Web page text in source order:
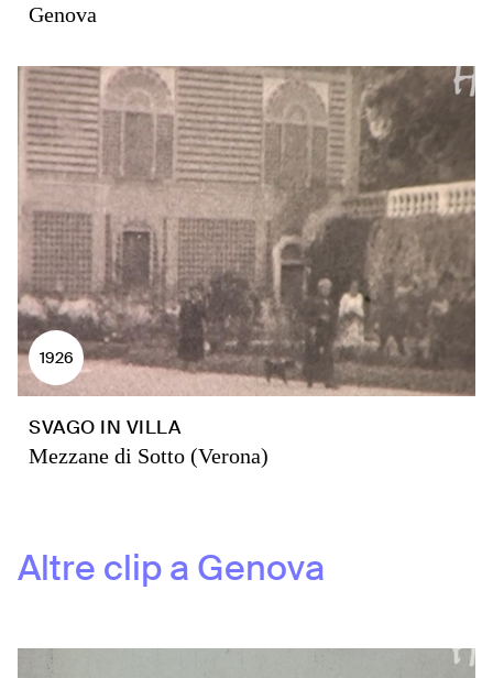
Genova
1926
SVAGO IN VILLA
Mezzane di Sotto (Verona)
Altre clip a Genova